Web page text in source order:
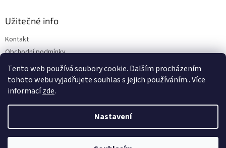
Tento web používá soubory cookie. Dalším procházením
tohoto webu vyjadřujete souhlas s jejich používáním.. Více
informacízde.
Nastavení
Užitečné info
Kontakt
Obchodní podmínky
Ochrana osobních údajů
Copyright 2026ALFREDOVA AUTÍČKÁRNA. Všechna práva